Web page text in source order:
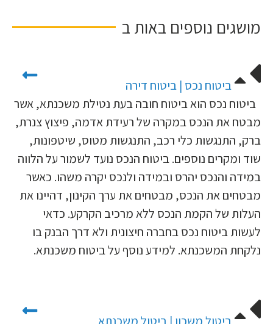
מושגים נוספים באות ב
ביטוח נכס | ביטוח דירה
ביטוח נכס הוא ביטוח חובה בעת נטילת משכנתא, אשר
מבטח את הנכס במקרה של רעידת אדמה, פיצוץ צנרת,
ברק, התנגשות כלי רכב, התנגשות מטוס, שיטפונות,
שוד ומקרים נוספים. ביטוח הנכס נועד לשמור על הלווה
במידה והנכס יהרס ובמידה ולנכס יקרה משהו. כאשר
מבטחים את הנכס, מבטחים את ערך הקינון, דהיינו את
העלות של הקמת הנכס ללא מרכיב הקרקע. כדאי
לעשות ביטוח נכס בחברה חיצונית ולא דרך הבנק בו
נלקחת המשכנתא. למידע נוסף על ביטוח משכנתא.